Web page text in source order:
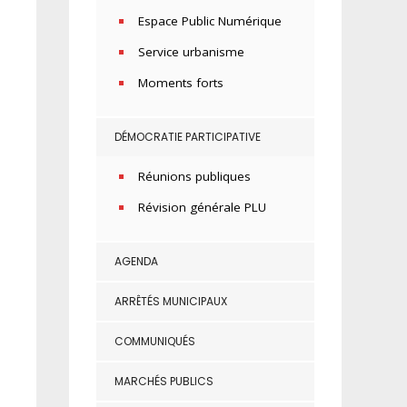
Espace Public Numérique
Service urbanisme
Moments forts
DÉMOCRATIE PARTICIPATIVE
Réunions publiques
Révision générale PLU
AGENDA
ARRÊTÉS MUNICIPAUX
COMMUNIQUÉS
MARCHÉS PUBLICS